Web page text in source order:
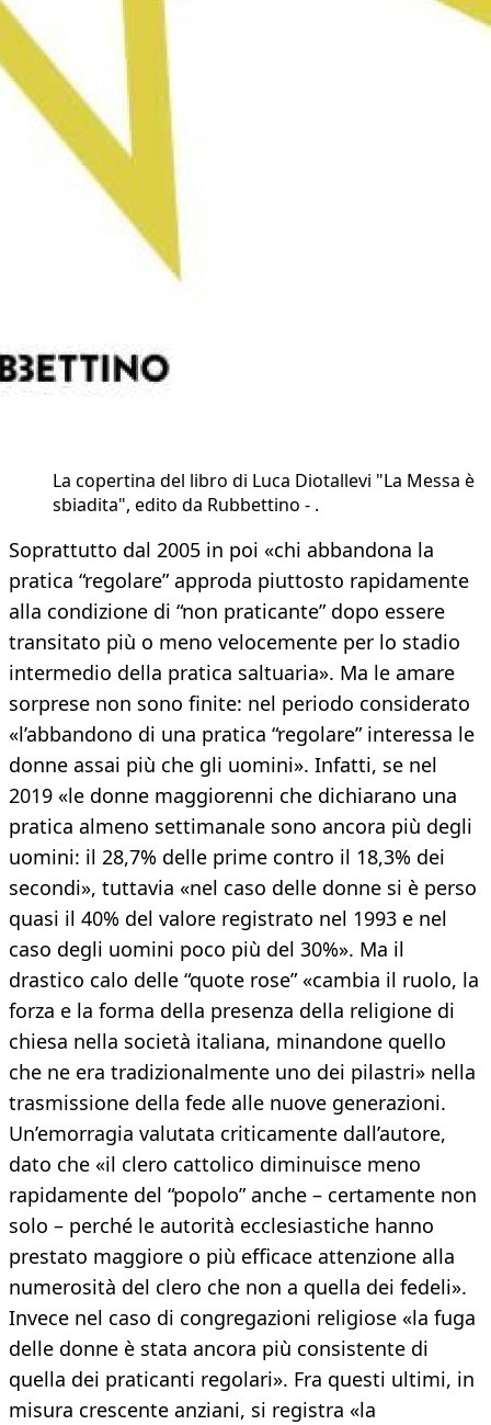
La copertina del libro di Luca Diotallevi "La Messa è
sbiadita", edito da Rubbettino - .
Soprattutto dal 2005 in poi «chi abbandona la
pratica “regolare” approda piuttosto rapidamente
alla condizione di “non praticante” dopo essere
transitato più o meno velocemente per lo stadio
intermedio della pratica saltuaria». Ma le amare
sorprese non sono finite: nel periodo considerato
«l’abbandono di una pratica “regolare” interessa le
donne assai più che gli uomini». Infatti, se nel
2019 «le donne maggiorenni che dichiarano una
pratica almeno settimanale sono ancora più degli
uomini: il 28,7% delle prime contro il 18,3% dei
secondi», tuttavia «nel caso delle donne si è perso
quasi il 40% del valore registrato nel 1993 e nel
caso degli uomini poco più del 30%». Ma il
drastico calo delle “quote rose” «cambia il ruolo, la
forza e la forma della presenza della religione di
chiesa nella società italiana, minandone quello
che ne era tradizionalmente uno dei pilastri» nella
trasmissione della fede alle nuove generazioni.
Un’emorragia valutata criticamente dall’autore,
dato che «il clero cattolico diminuisce meno
rapidamente del “popolo” anche – certamente non
solo – perché le autorità ecclesiastiche hanno
prestato maggiore o più efficace attenzione alla
numerosità del clero che non a quella dei fedeli».
Invece nel caso di congregazioni religiose «la fuga
delle donne è stata ancora più consistente di
quella dei praticanti regolari». Fra questi ultimi, in
misura crescente anziani, si registra «la